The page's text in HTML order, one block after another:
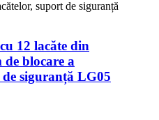
12 lacăte din
de blocare a
siguranță LG05